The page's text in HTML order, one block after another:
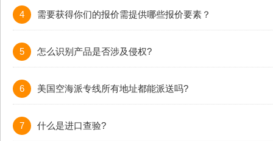
4 需要获得你们的报价需提供哪些报价要素？
5 怎么识别产品是否涉及侵权?
6 美国空海派专线所有地址都能派送吗?
7 什么是进口查验?